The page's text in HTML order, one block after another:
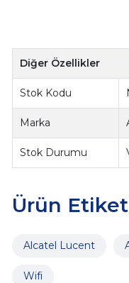
Diğer Özellikler
Stok Kodu
Marka
Stok Durumu
Ürün
Alcatel Lucent
Wifi